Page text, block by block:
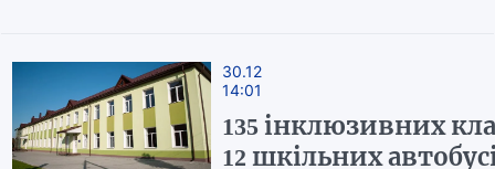
30.12
14:01
135 інклюзивних
12 шкільних